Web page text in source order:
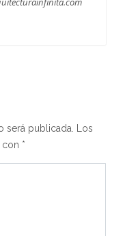
publicada.
Los
con *